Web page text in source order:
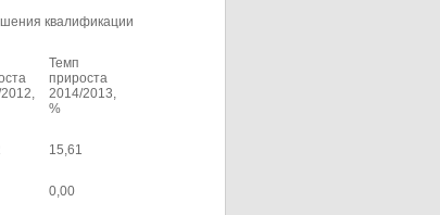
квалификации
Темп
прироста
2014/2013,
%
15,61
0,00